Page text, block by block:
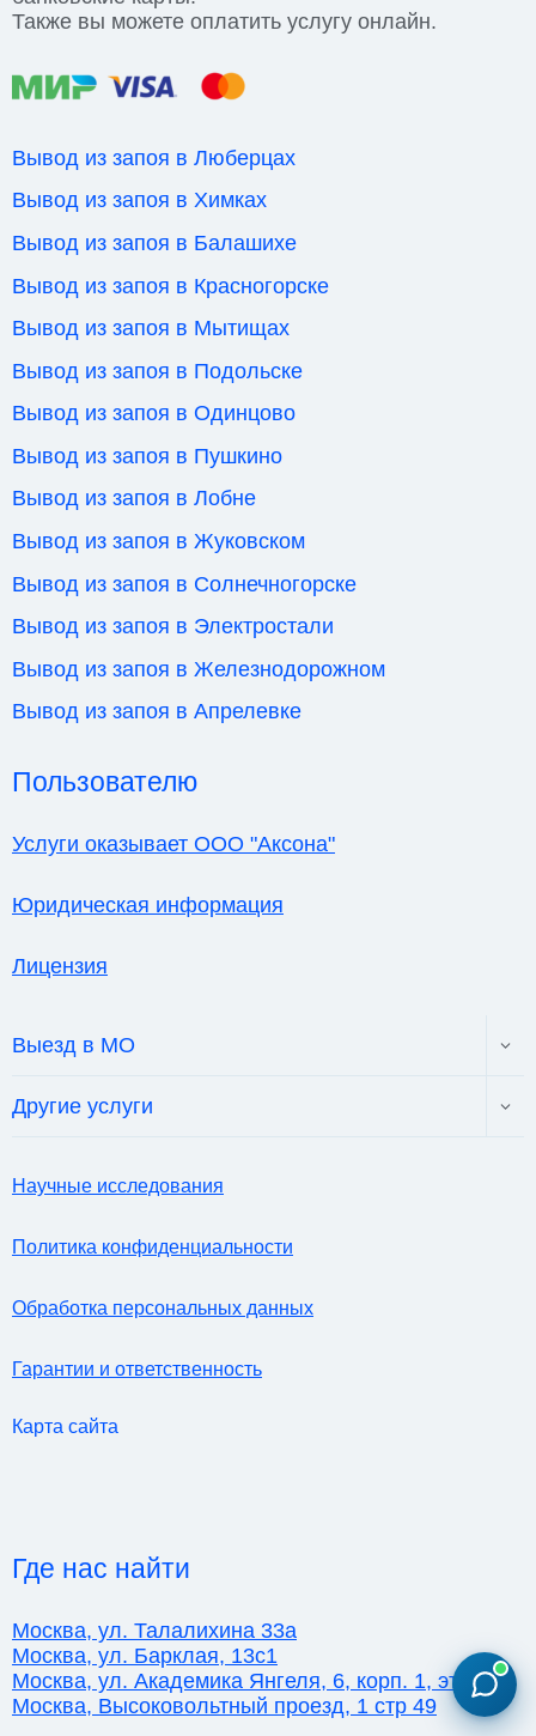
Также вы можете оплатить услугу онлайн.
Вывод из запоя в Люберцах
Вывод из запоя в Химках
Вывод из запоя в Балашихе
Вывод из запоя в Красногорске
Вывод из запоя в Мытищах
Вывод из запоя в Подольске
Вывод из запоя в Одинцово
Вывод из запоя в Пушкино
Вывод из запоя в Лобне
Вывод из запоя в Жуковском
Вывод из запоя в Солнечногорске
Вывод из запоя в Электростали
Вывод из запоя в Железнодорожном
Вывод из запоя в Апрелевке
Пользователю
Услуги оказывает ООО "Аксона"
Юридическая информация
Лицензия
Выезд в МО
child
Другие услуги
child
Научные исследования
Политика конфиденциальности
Обработка персональных данных
Гарантии и ответственность
Карта сайта
Где нас найти
Москва, ул. Талалихина 33а
Москва, ул. Барклая, 13с1
Москва, ул. Академика Янгеля, 6, корп. 1, этаж 2
Москва, Высоковольтный проезд, 1 стр 49